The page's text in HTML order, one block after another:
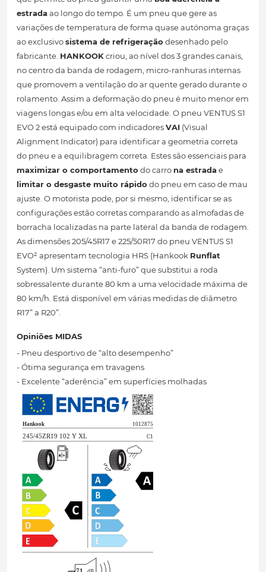
estradaao longo do tempo. É um pneu que gere as
variações de temperatura de forma quase autónoma graças
ao exclusivosistema de refrigeração desenhado pelo
fabricante. HANKOOKcriou, ao nível dos 3 grandes canais,
no centro da banda de rodagem, micro-ranhuras internas
que promovem a ventilação do ar quente gerado durante o
rolamento. Assim a deformação do pneu é muito menor em
viagens longas e/ou em alta velocidade. O pneu VENTUS S1
EVO 2 está equipado com indicadoresVAI (Visual
Alignment Indicator) para identificar a geometria correta
do pneu e a equilibragem correta. Estes são essenciais para
maximizar o comportamento do carro na estradae
limitar o desgaste muito rápido do pneu em caso de mau
ajuste. O motorista pode, por si mesmo, identificar se as
configurações estão corretas comparando as almofadas de
borracha localizadas na parte lateral da banda de rodagem.
As dimensões 205/45R17 e 225/50R17 do pneu VENTUS S1
EVO² apresentam tecnologia HRS (Hankook Runflat
System). Um sistema “anti-furo” que substitui a roda
sobressalente durante 80 km a uma velocidade máxima de
80 km/h. Está disponível em várias medidas de diâmetro
R17” a R20”.
Opiniões MIDAS
- Pneu desportivo de “alto desempenho”
- Ótima segurança em travagens
- Excelente “aderência” em superfícies molhadas